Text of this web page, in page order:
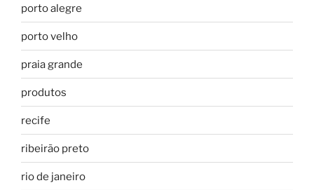
porto alegre
porto velho
praia grande
produtos
recife
ribeirão preto
rio de janeiro